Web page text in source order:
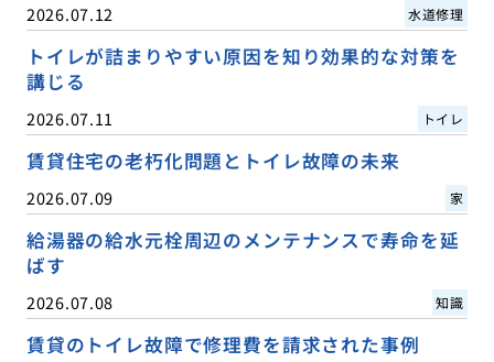
2026.07.12 水道修理
トイレが詰まりやすい原因を知り効果的な対策を
講じる
2026.07.11 トイレ
賃貸住宅の老朽化問題とトイレ故障の未来
2026.07.09 家
給湯器の給水元栓周辺のメンテナンスで寿命を延
ばす
2026.07.08 知識
賃貸のトイレ故障で修理費を請求された事例